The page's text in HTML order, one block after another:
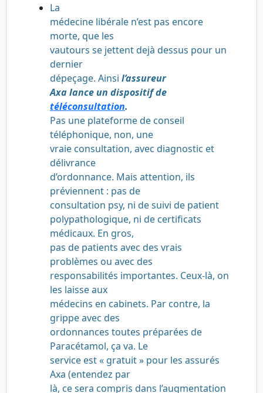
La
médecine libérale n’est pas encore
morte, que les
vautours se jettent dejà dessus pour un
dernier
dépeçage. Ainsi l’assureur
Axa lance un dispositif de
téléconsultation.
Pas une plateforme de conseil
téléphonique, non, une
vraie consultation, avec diagnostic et
délivrance
d’ordonnance. Mais attention, ils
préviennent : pas de
consultation psy, ni de suivi de patient
polypathologique, ni de certificats
médicaux. En gros,
pas de patients avec des vrais
problèmes ou avec des
responsabilités importantes. Ceux-là, on
les laisse aux
médecins en cabinets. Par contre, la
grippe avec des
ordonnances toutes préparées de
Paracétamol, ça va. Le
service est « gratuit » pour les assurés
Axa (entendez par
là, ce sera compris dans l’augmentation